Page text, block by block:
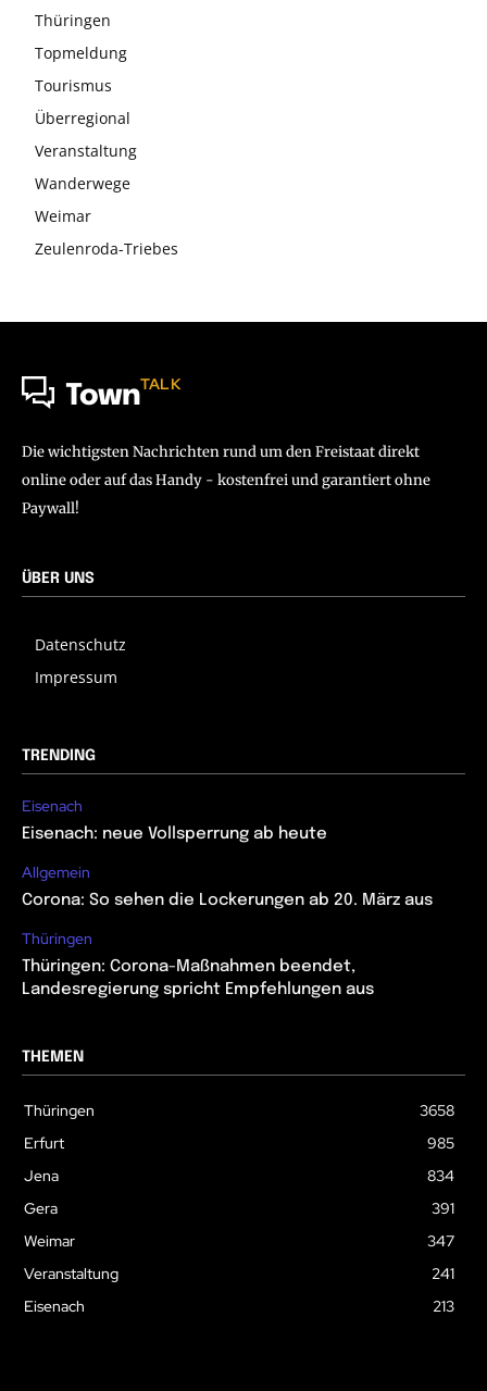
Thüringen
Topmeldung
Tourismus
Überregional
Veranstaltung
Wanderwege
Weimar
Zeulenroda-Triebes
TownTALK
Die wichtigsten Nachrichten rund um den Freistaat direkt
online oder auf das Handy - kostenfrei und garantiert ohne
Paywall!
ÜBER UNS
Datenschutz
Impressum
TRENDING
Eisenach
Eisenach: neue Vollsperrung ab heute
Allgemein
Corona: So sehen die Lockerungen ab 20. März aus
Thüringen
Thüringen: Corona-Maßnahmen beendet,
Landesregierung spricht Empfehlungen aus
THEMEN
Thüringen
3658
Erfurt
985
Jena
834
Gera
391
Weimar
347
Veranstaltung
241
Eisenach
213